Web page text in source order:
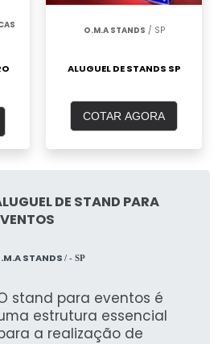
O.M.A STANDS / SP
ALUGUEL DE STANDS SP
COTAR AGORA
DE STAND PARA
STANDS / - SP
stand para eventos é
estrutura essencial
a realização de